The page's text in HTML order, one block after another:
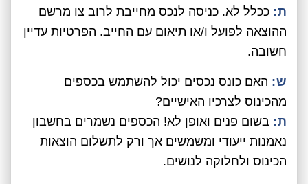
ת: ככלל לא. כניסה לנכס מחייבת לרוב צו מרשם
ההוצאה לפועל ו/או תיאום עם החייב. הפרטיות עדיין
חשובה.
ש: האם כונס נכסים יכול להשתמש בכספים
מהכינוס לצרכיו האישיים?
ת: בשום פנים ואופן לא! הכספים נשמרים בחשבון
נאמנות ייעודי ומשמשים אך ורק לתשלום הוצאות
הכינוס ולחלוקה לנושים.